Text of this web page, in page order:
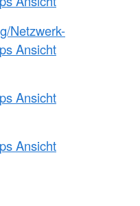
Netzwerk-
Ansicht
Ansicht
Ansicht